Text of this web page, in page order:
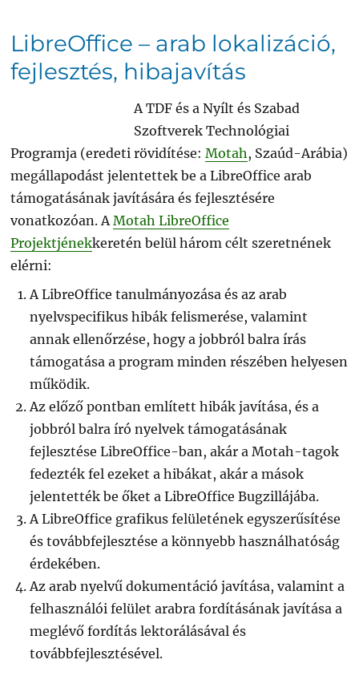
LibreOffice – arab lokalizáció,
fejlesztés, hibajavítás
A TDF és a Nyílt és Szabad
Szoftverek Technológiai
Programja (eredeti rövidítése:Motah , Szaúd-Arábia)
megállapodást jelentettek be a LibreOffice arab
támogatásának javítására és fejlesztésére
vonatkozóan. AMotah LibreOffice
Projektjénekkeretén belül három célt szeretnének
elérni:
A LibreOffice tanulmányozása és az arab
nyelvspecifikus hibák felismerése, valamint
annak ellenőrzése, hogy a jobbról balra írás
támogatása a program minden részében helyesen
működik.
Az előző pontban említett hibák javítása, és a
jobbról balra író nyelvek támogatásának
fejlesztése LibreOffice-ban, akár a Motah-tagok
fedezték fel ezeket a hibákat, akár a mások
jelentették be őket a LibreOffice Bugzillájába.
A LibreOffice grafikus felületének egyszerűsítése
és továbbfejlesztése a könnyebb használhatóság
érdekében.
Az arab nyelvű dokumentáció javítása, valamint a
felhasználói felület arabra fordításának javítása a
meglévő fordítás lektorálásával és
továbbfejlesztésével.